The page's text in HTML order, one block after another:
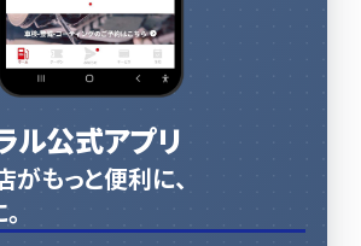
ル公式アプリ
もっと便利に、